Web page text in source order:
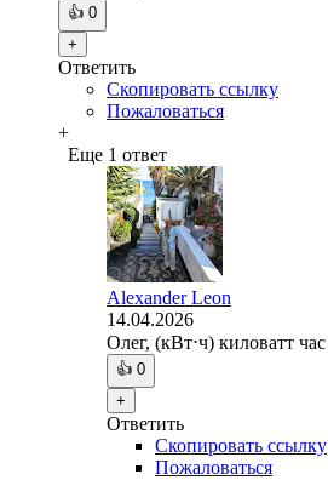
👍 0
+
Ответить
Скопировать ссылку
Пожаловаться
+
Еще 1 ответ
Alexander Leon
14.04.2026
Олег, (кВт⋅ч) киловатт час
👍 0
+
Ответить
Скопировать ссылку
Пожаловаться